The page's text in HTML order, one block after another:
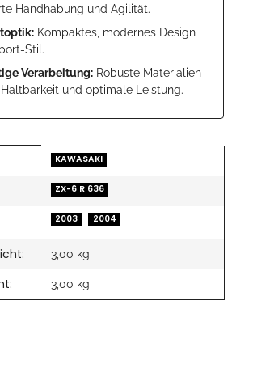
Handhabung und Agilität.
Kompaktes, modernes Design
Stil.
Verarbeitung: Robuste Materialien
und optimale Leistung.
KAWASAKI
ZX-6 R 636
2003 2004
3,00 kg
3,00 kg